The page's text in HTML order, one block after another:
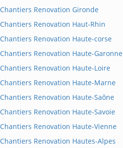
Chantiers Renovation Gironde
Chantiers Renovation Haut-Rhin
Chantiers Renovation Haute-corse
Chantiers Renovation Haute-Garonne
Chantiers Renovation Haute-Loire
Chantiers Renovation Haute-Marne
Chantiers Renovation Haute-Saône
Chantiers Renovation Haute-Savoie
Chantiers Renovation Haute-Vienne
Chantiers Renovation Hautes-Alpes